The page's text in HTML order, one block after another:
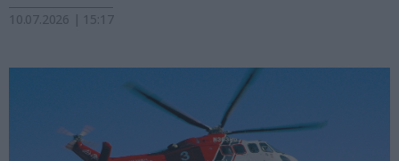
10.07.2026 | 15:17